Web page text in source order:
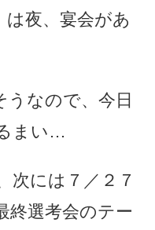
は夜、宴会があ
うなので、今日
まい…
次には７／２７
終選考会のテー